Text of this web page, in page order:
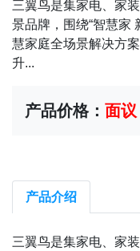
三翼鸟是集家电、家
景品牌，围绕“智慧家
慧家庭全场景解决方
升...
产品价格： 面议
产品介绍
三翼鸟是集家电、家